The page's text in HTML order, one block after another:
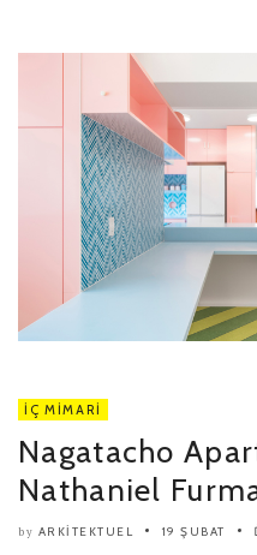
İÇ MIMARI
Nagatacho
Nathaniel
by ARKITEKTUEL 19 ŞUBAT